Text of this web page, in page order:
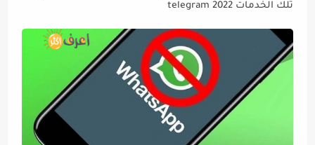
تلك الخدمات telegram 2022